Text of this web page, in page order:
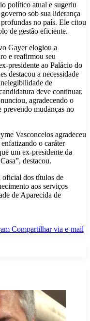
político atual e sugeriu
sob sua liderança
no país. Ele citou
de gestão eficiente.
Gayer elogiou a
e reafirmou seu
presidente ao Palácio do
destacou a necessidade
de
deve continuar.
agradecendo o
prevendo mudanças no
Vasconcelos agradeceu
o caráter
um ex-presidente da
destacou.
oficial dos títulos de
aos serviços
de Aparecida de
Compartilhar via e-mail